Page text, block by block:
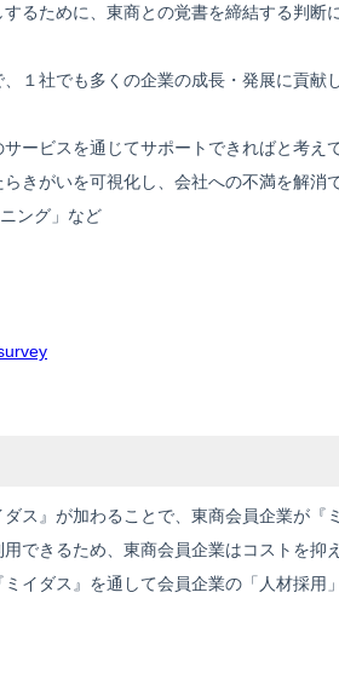
るために、東商との覚書を締結する判断
１社でも多くの企業の成長・発展に貢献
ービスを通じてサポートできればと考え
きがいを可視化し、会社への不満を解消
ング」など
ス』が加わることで、東商会員企業が『
きるため、東商会員企業はコストを抑
イダス』を通して会員企業の「人材採用